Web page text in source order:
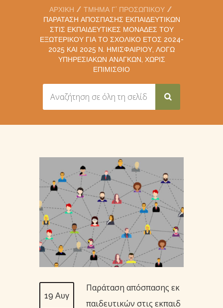
ΑΡΧΙΚΉ
ΤΜΉΜΑ Γ’ ΠΡΟΣΩΠΙΚΟΎ
ΠΑΡΆΤΑΣΗ ΑΠΌΣΠΑΣΗΣ ΕΚΠΑΙΔΕΥΤΙΚΏΝ
ΣΤΙΣ ΕΚΠΑΙΔΕΥΤΙΚΈΣ ΜΟΝΆΔΕΣ ΤΟΥ
ΕΞΩΤΕΡΙΚΟΎ ΓΙΑ ΤΟ ΣΧΟΛΙΚΌ ΈΤΟΣ 2024-
2025 ΚΑΙ 2025 Ν. ΗΜΙΣΦΑΙΡΊΟΥ, ΛΌΓΩ
ΥΠΗΡΕΣΙΑΚΏΝ ΑΝΑΓΚΏΝ, ΧΩΡΊΣ
ΕΠΙΜΊΣΘΙΟ
19 Αυγ
Παράταση απόσπασης εκ
παιδευτικών στις εκπαιδ